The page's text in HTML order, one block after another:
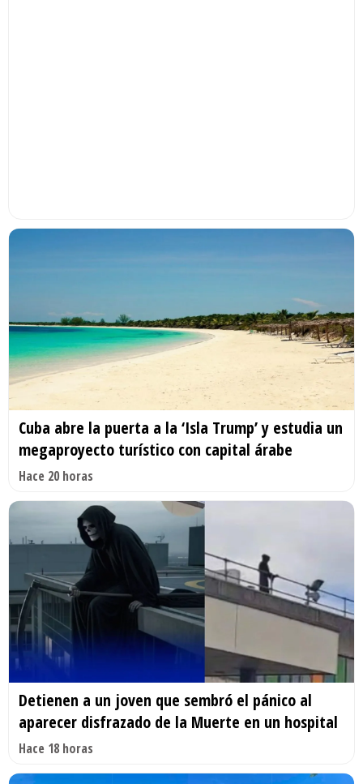
Cuba abre la puerta a la ‘Isla Trump’ y estudia un
megaproyecto turístico con capital árabe
Hace 20 horas
Detienen a un joven que sembró el pánico al
aparecer disfrazado de la Muerte en un hospital
Hace 18 horas